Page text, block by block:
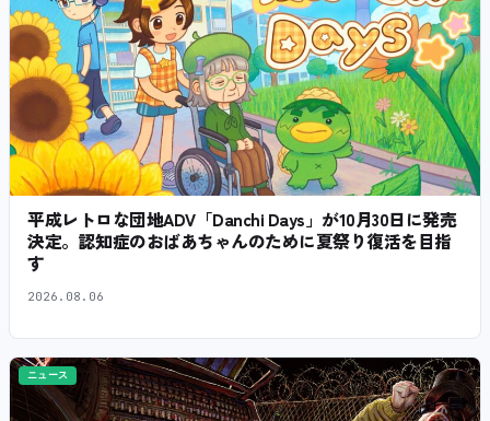
平成レトロな団地ADV「Danchi Days」が10月30日に発売
決定。認知症のおばあちゃんのために夏祭り復活を目指
す
2026.08.06
ニュース